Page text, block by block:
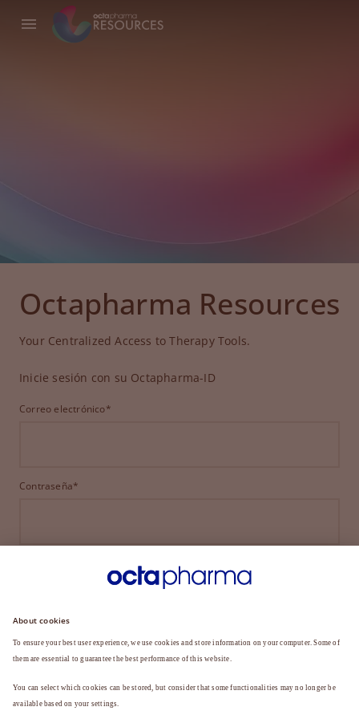
Octapharma Resources
Your Centralized Access to Therapy Tools.
Inicie sesión con su Octapharma-ID
Correo electrónico*
Contraseña*
INICIAR SESIÓN
¿HA OLVIDADO SU CONTRASEÑA?
¿Aún no es miembro?